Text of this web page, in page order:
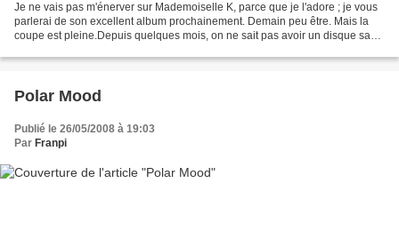
Je ne vais pas m'énerver sur Mademoiselle K, parce que je l'adore ; je vous
parlerai de son excellent album prochainement. Demain peu être. Mais la
coupe est pleine.Depuis quelques mois, on ne sait pas avoir un disque sans
Polar Mood
Publié le 26/05/2008 à 19:03
Par Franpi